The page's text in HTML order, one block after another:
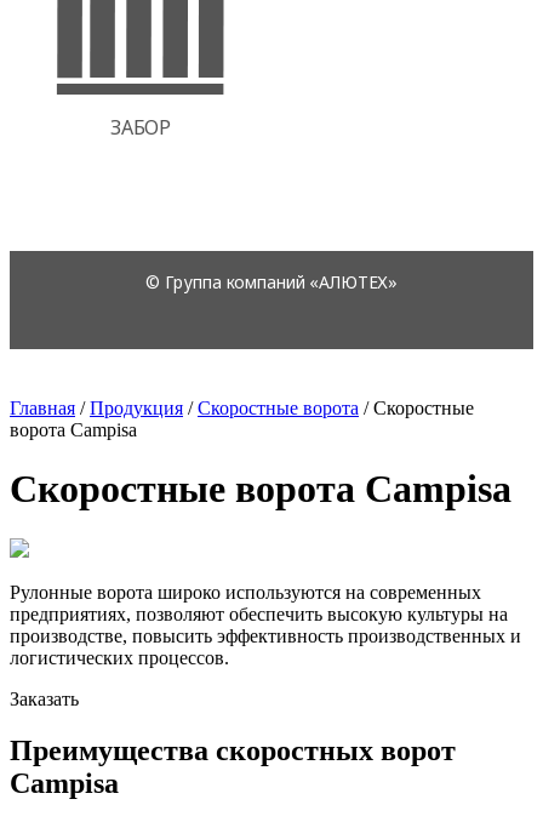
Главная /Продукция /Скоростные ворота /Скоростные
ворота Campisa
Скоростные ворота Campisa
Рулонные ворота широко используются на современных
предприятиях, позволяют обеспечить высокую культуры на
производстве, повысить эффективность производственных и
логистических процессов.
Заказать
Преимущества скоростных ворот
Campisa